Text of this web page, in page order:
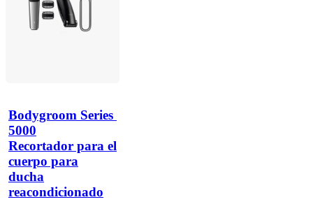
Bodygroom Series
5000
Recortador para el
cuerpo para
ducha
reacondicionado